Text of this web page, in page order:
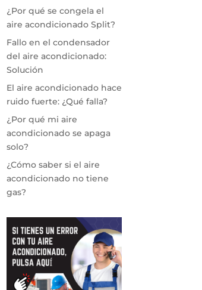
¿Por qué se congela el
aire acondicionado Split?
Fallo en el condensador
del aire acondicionado:
Solución
El aire acondicionado hace
ruido fuerte: ¿Qué falla?
¿Por qué mi aire
acondicionado se apaga
solo?
¿Cómo saber si el aire
acondicionado no tiene
gas?